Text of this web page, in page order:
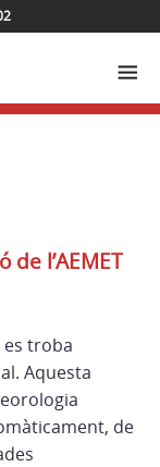
l’AEMET
es troba
Aquesta
de